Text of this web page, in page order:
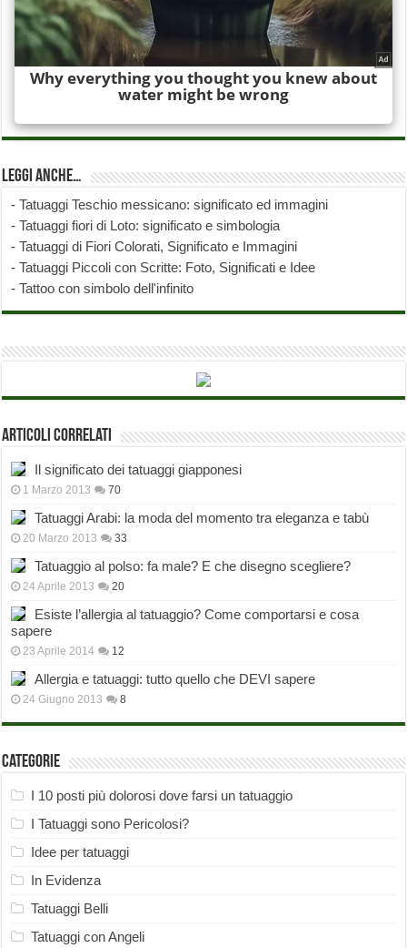
Leggi anche…
-Tatuaggi Teschio messicano: significato ed immagini
-Tatuaggi fiori di Loto: significato e simbologia
-Tatuaggi di Fiori Colorati, Significato e Immagini
-Tatuaggi Piccoli con Scritte: Foto, Significati e Idee
-Tattoo con simbolo dell'infinito
Articoli correlati
Il significato dei tatuaggi giapponesi
1 Marzo 2013 70
Tatuaggi Arabi: la moda del momento tra eleganza e tabù
20 Marzo 2013 33
Tatuaggio al polso: fa male? E che disegno scegliere?
24 Aprile 2013 20
Esiste l’allergia al tatuaggio? Come comportarsi e cosa
sapere
23 Aprile 2014 12
Allergia e tatuaggi: tutto quello che DEVI sapere
24 Giugno 2013 8
Categorie
I 10 posti più dolorosi dove farsi un tatuaggio
I Tatuaggi sono Pericolosi?
Idee per tatuaggi
In Evidenza
Tatuaggi Belli
Tatuaggi con Angeli